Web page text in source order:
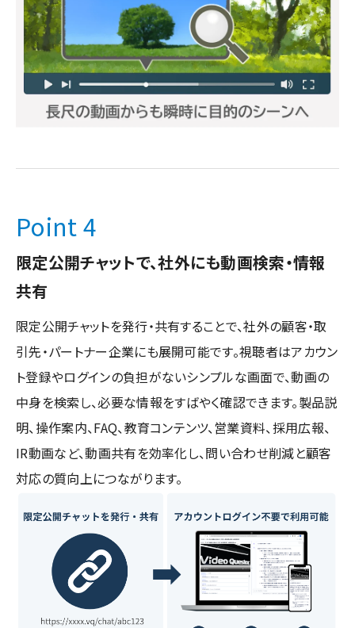
Point 4
限定公開チャットで、社外にも動画検索・情報
共有
限定公開チャットを発行・共有することで、社外の顧客・取
引先・パートナー企業にも展開可能です。視聴者はアカウン
ト登録やログインの負担がないシンプルな画面で、動画の
中身を検索し、必要な情報をすばやく確認できます。製品説
明、操作案内、FAQ、教育コンテンツ、営業資料、採用広報、
IR動画など、動画共有を効率化し、問い合わせ削減と顧客
対応の質向上につながります。